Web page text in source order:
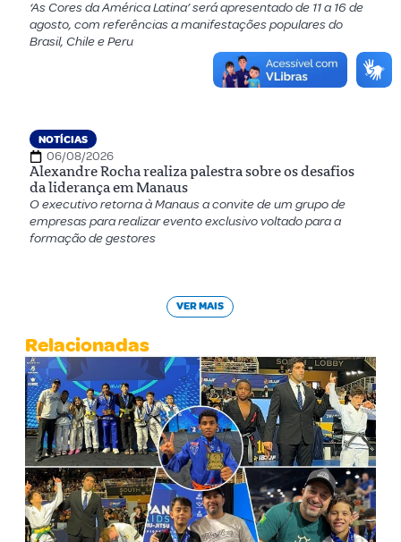
‘As Cores da América Latina’ será apresentado de 11 a 16 de
agosto, com referências a manifestações populares do
Brasil, Chile e Peru
NOTÍCIAS
06/08/2026
Alexandre Rocha realiza palestra sobre os desafios
da liderança em Manaus
O executivo retorna à Manaus a convite de um grupo de
empresas para realizar evento exclusivo voltado para a
formação de gestores
VER MAIS
Relacionadas